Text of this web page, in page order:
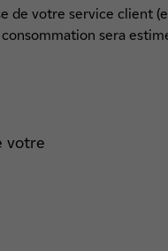
de votre service client
sera
votre